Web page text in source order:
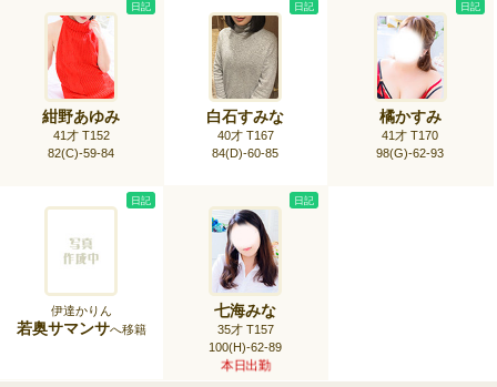
紺野あゆみ
41才 T152
82(C)-59-84
日記
白石すみな
40才 T167
84(D)-60-85
日記
橘かすみ
41才 T170
98(G)-62-93
日記
伊達かりん
若奥サマンサへ移籍
日記
七海みな
35才 T157
100(H)-62-89
本日出勤
日記